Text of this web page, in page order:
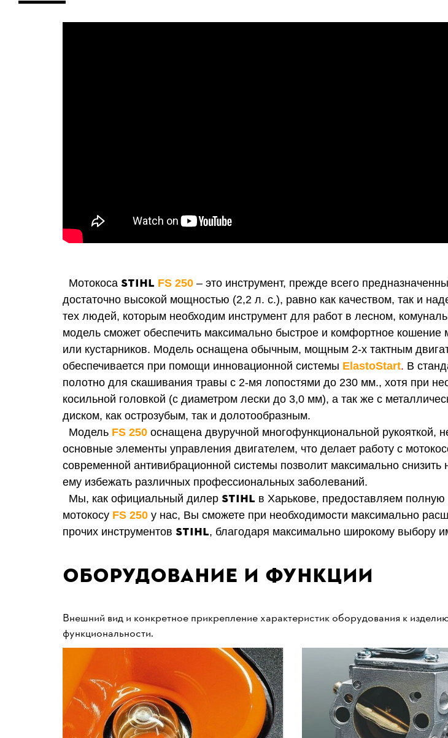
Мотокоса STIHL FS 250 – это инструмент, прежде всего
достаточно высокой мощностью (2,2 л. с.), равно как качеством, так и
тех людей, которым необходим инструмент для работ в лесном,
модель сможет обеспечить максимально быстрое и комфортное
или кустарников. Модель оснащена обычным, мощным 2-х тактным
обеспечивается при помощи инновационной системы ElastoStart. В
полотно для скашивания травы с 2-мя лопостями до 230 мм., хотя при
косильной головкой (с диаметром лески до 3,0 мм), а так же с
диском, как острозубым, так и долотообразным.
Модель FS 250 оснащена двуручной многофункциональной рукояткой,
основные элементы управления двигателем, что делает работу с
современной антивибрационной системы позволит максимально
ему избежать различных профессиональных заболеваний.
Мы, как официальный дилер STIHL в Харькове, предоставляем полную
мотокосу FS 250 у нас, Вы сможете при необходимости максимально
прочих инструментов STIHL, благодаря максимально широкому выбору
Оборудование и функции
Внешний вид и конкретное прикрепление характеристик оборудования к
функциональности.